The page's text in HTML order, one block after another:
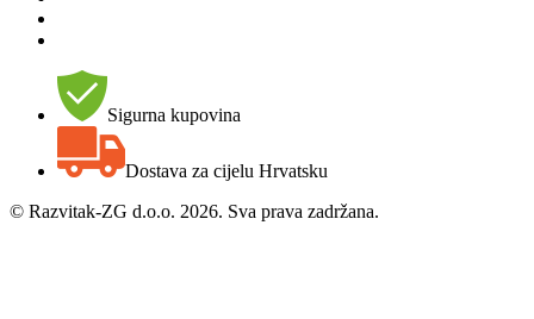
Sigurna kupovina
Dostava za cijelu Hrvatsku
© Razvitak-ZG d.o.o. 2026. Sva prava zadržana.